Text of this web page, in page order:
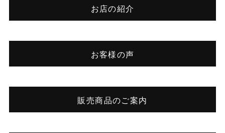
お店の紹介
お客様の声
販売商品のご案内